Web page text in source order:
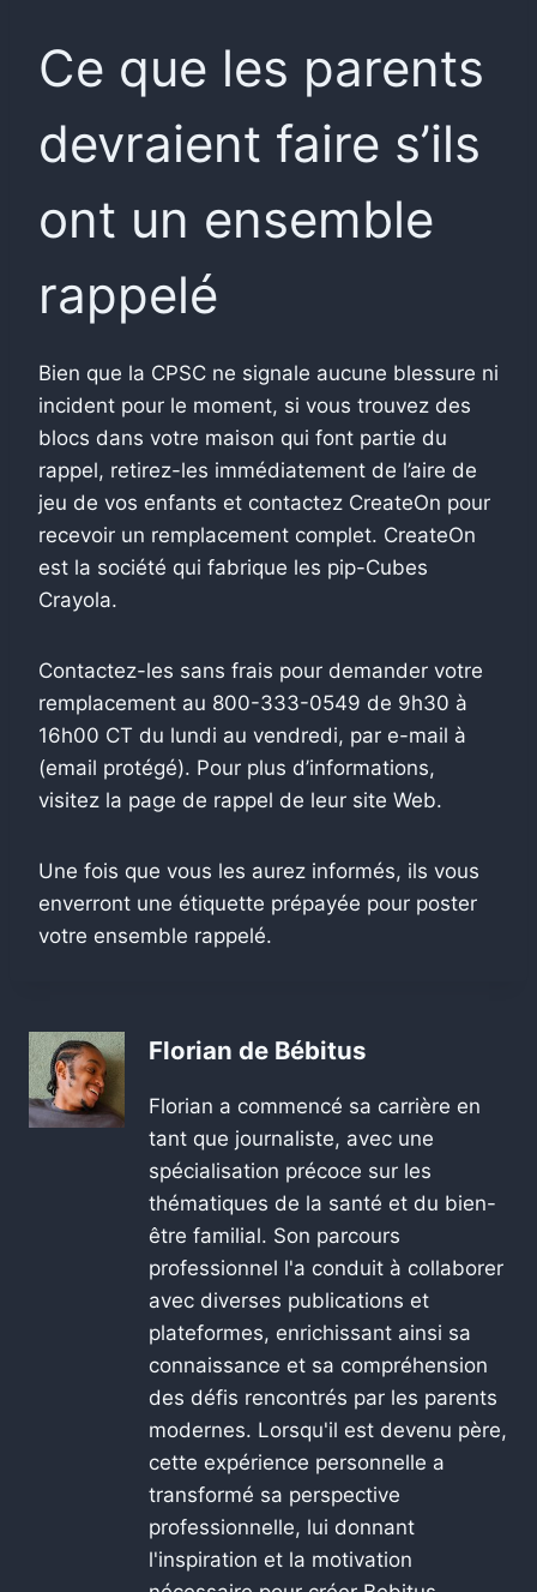
Ce que les parents
devraient faire s’ils
ont un ensemble
rappelé
Bien que la CPSC ne signale aucune blessure ni
incident pour le moment, si vous trouvez des
blocs dans votre maison qui font partie du
rappel, retirez-les immédiatement de l’aire de
jeu de vos enfants et contactez CreateOn pour
recevoir un remplacement complet. CreateOn
est la société qui fabrique les pip-Cubes
Crayola.
Contactez-les sans frais pour demander votre
remplacement au 800-333-0549 de 9h30 à
16h00 CT du lundi au vendredi, par e-mail à
(email protégé). Pour plus d’informations,
visitez la page de rappel de leur site Web.
Une fois que vous les aurez informés, ils vous
enverront une étiquette prépayée pour poster
votre ensemble rappelé.
Florian de Bébitus
Florian a commencé sa carrière en
tant que journaliste, avec une
spécialisation précoce sur les
thématiques de la santé et du bien-
être familial. Son parcours
professionnel l'a conduit à collaborer
avec diverses publications et
plateformes, enrichissant ainsi sa
connaissance et sa compréhension
des défis rencontrés par les parents
modernes. Lorsqu'il est devenu père,
cette expérience personnelle a
transformé sa perspective
professionnelle, lui donnant
l'inspiration et la motivation